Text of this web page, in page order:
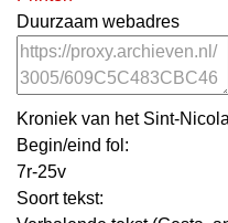
Duurzaam webadres
Kroniek van het Sint-
Begin/eind fol:
7r-25v
Soort tekst: